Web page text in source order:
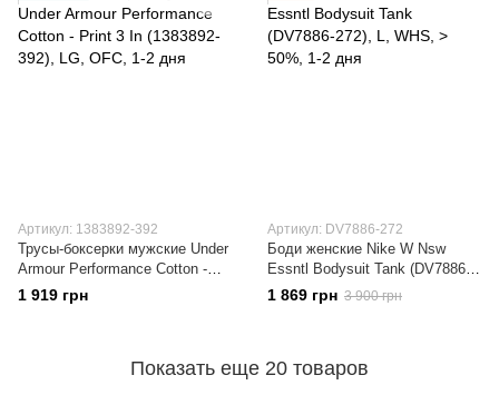
Артикул: 1383892-392
Трусы-боксерки мужские Under
Armour Performance Cotton -
Print 3 In (1383892-392)
1 919 грн
Артикул: DV7886-272
Боди женские Nike W Nsw
Essntl Bodysuit Tank (DV7886-
272)
1 869 грн 3 900 грн
Показать еще 20 товаров